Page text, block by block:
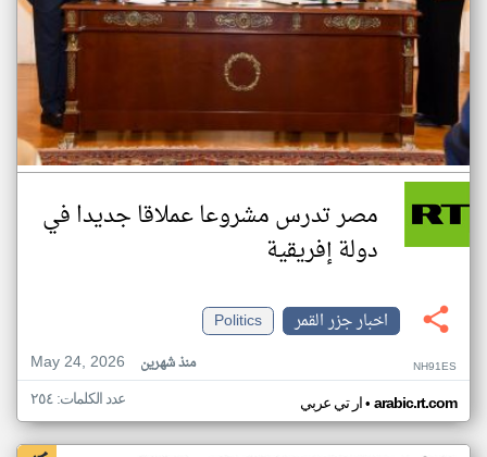
مصر تدرس مشروعا عملاقا جديدا في
دولة إفريقية
اخبار جزر القمر
Politics
May 24, 2026
منذ شهرين NH91ES
ار تي عربي• arabic.rt.com عدد الكلمات: ٢٥٤